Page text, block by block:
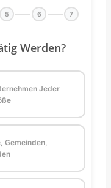
5 6 7
Werden?
Jeder
Gemeinden,